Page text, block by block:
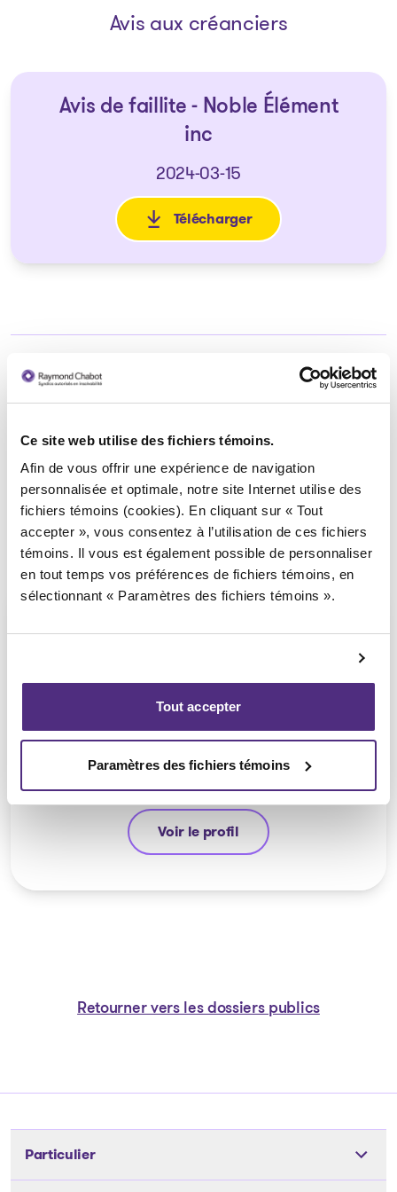
Ce site web utilise des fichiers témoins.
Afin de vous offrir une expérience de navigation
personnalisée et optimale, notre site Internet utilise des
fichiers témoins (cookies). En cliquant sur « Tout
accepter », vous consentez à l’utilisation de ces fichiers
témoins. Il vous est également possible de personnaliser
en tout temps vos préférences de fichiers témoins, en
sélectionnant « Paramètres des fichiers témoins ».
Tout accepter
Paramètres des fichiers témoins
Avis aux créanciers
Avis de faillite - Noble Élément
inc
2024-03-15
Télécharger
: Avis de faillite - Noble
CPA, PAIR, SAI
Voir le profil
Michel Thibault
Retourner vers les dossiers publics
Particulier